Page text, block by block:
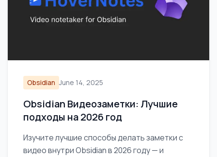
Obsidian June 14, 2025
Obsidian Видеозаметки: Лучшие
подходы на 2026 год
Изучите лучшие способы делать заметки с
видео внутри Obsidian в 2026 году — и